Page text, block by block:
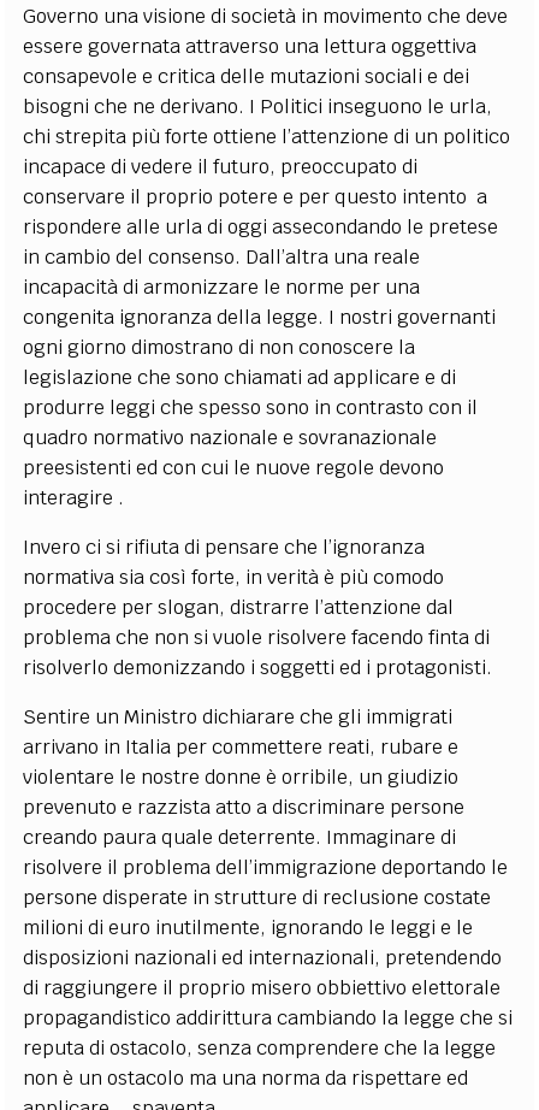
Governo una visione di società in movimento che deve
essere governata attraverso una lettura oggettiva
consapevole e critica delle mutazioni sociali e dei
bisogni che ne derivano. I Politici inseguono le urla,
chi strepita più forte ottiene l’attenzione di un politico
incapace di vedere il futuro, preoccupato di
conservare il proprio potere e per questo intento a
rispondere alle urla di oggi assecondando le pretese
in cambio del consenso. Dall’altra una reale
incapacità di armonizzare le norme per una
congenita ignoranza della legge. I nostri governanti
ogni giorno dimostrano di non conoscere la
legislazione che sono chiamati ad applicare e di
produrre leggi che spesso sono in contrasto con il
quadro normativo nazionale e sovranazionale
preesistenti ed con cui le nuove regole devono
interagire .
Invero ci si rifiuta di pensare che l’ignoranza
normativa sia così forte, in verità è più comodo
procedere per slogan, distrarre l’attenzione dal
problema che non si vuole risolvere facendo finta di
risolverlo demonizzando i soggetti ed i protagonisti.
Sentire un Ministro dichiarare che gli immigrati
arrivano in Italia per commettere reati, rubare e
violentare le nostre donne è orribile, un giudizio
prevenuto e razzista atto a discriminare persone
creando paura quale deterrente. Immaginare di
risolvere il problema dell’immigrazione deportando le
persone disperate in strutture di reclusione costate
milioni di euro inutilmente, ignorando le leggi e le
disposizioni nazionali ed internazionali, pretendendo
di raggiungere il proprio misero obbiettivo elettorale
propagandistico addirittura cambiando la legge che si
reputa di ostacolo, senza comprendere che la legge
non è un ostacolo ma una norma da rispettare ed